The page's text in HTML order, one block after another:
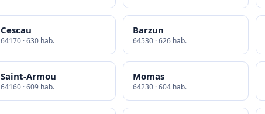
Cescau
64170 · 630 hab.
Barzun
64530 · 626 hab.
Saint-Armou
64160 · 609 hab.
Momas
64230 · 604 hab.